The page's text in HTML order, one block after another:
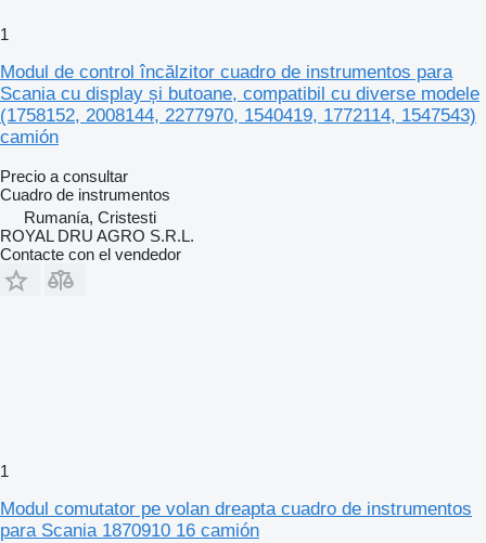
1
Modul de control încălzitor cuadro de instrumentos para
Scania cu display și butoane, compatibil cu diverse modele
(1758152, 2008144, 2277970, 1540419, 1772114, 1547543)
camión
Precio a consultar
Cuadro de instrumentos
Rumanía, Cristesti
ROYAL DRU AGRO S.R.L.
Contacte con el vendedor
1
Modul comutator pe volan dreapta cuadro de instrumentos
para Scania 1870910 16 camión